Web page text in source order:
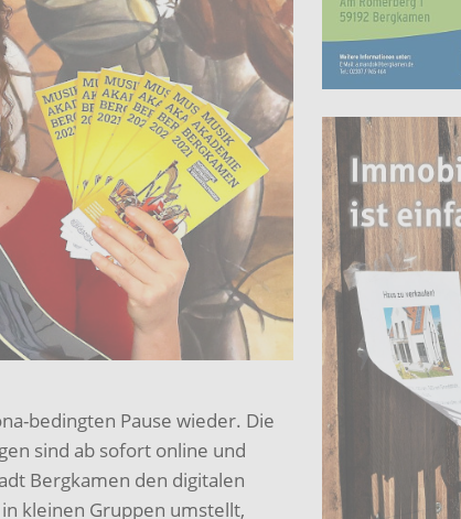
bedingten Pause wieder. Die
sind ab sofort online und
Bergkamen den digitalen
kleinen Gruppen umstellt,